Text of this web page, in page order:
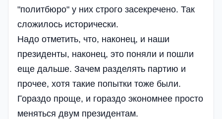
"политбюро" у них строго засекречено. Так
сложилось исторически.
Надо отметить, что, наконец, и наши
президенты, наконец, это поняли и пошли
еще дальше. Зачем разделять партию и
прочее, хотя такие попытки тоже были.
Гораздо проще, и гораздо экономнее просто
меняться двум президентам.